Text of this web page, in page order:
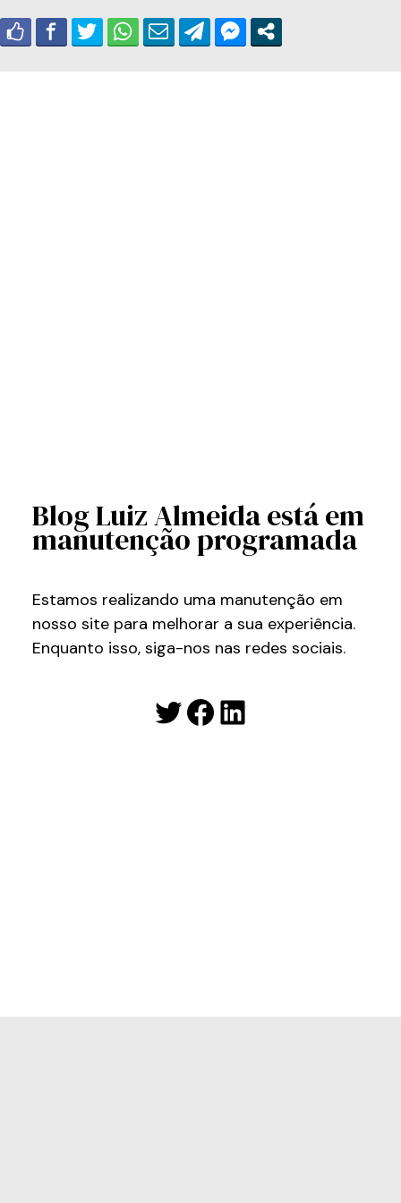
Blog Luiz Almeida está em
manutenção programada
Estamos realizando uma manutenção em
nosso site para melhorar a sua experiência.
Enquanto isso, siga-nos nas redes sociais.
Twitter
Facebook
LinkedIn